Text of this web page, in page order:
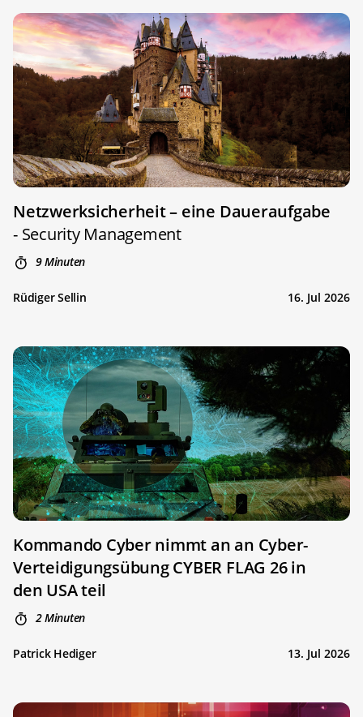
Netzwerksicherheit – eine Daueraufgabe
- Security Management
9 Minuten
Rüdiger Sellin 16. Jul 2026
Kommando Cyber nimmt an an Cyber-
Verteidigungsübung CYBER FLAG 26 in
den USA teil
2 Minuten
Patrick Hediger 13. Jul 2026